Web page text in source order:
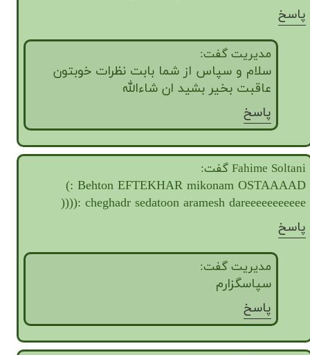
پاسخ
مدیریت گفت:
سلام و سپاس از شما بابت نظرات خوبتون
عاقبت بخیر بشید ان شاءالله
پاسخ
Fahime Soltani گفت:
Behton EFTEKHAR mikonam OSTAAAAD :)
cheghadr sedatoon aramesh dareeeeeeeeeee :((((
پاسخ
مدیریت گفت:
سپاسگزارم
پاسخ